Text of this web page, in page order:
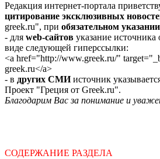
Редакция интернет-портала
цитирование эксклюзивных
greek.ru", при обязательном
- для web-сайтов указание источника
виде следующей гиперссылки:
<a href="http://www.greek.ru/"
greek.ru</a>
- в других СМИисточник
Проект "Греция от Greek.ru".
Благодарим Вас за понимание и
СОДЕРЖАНИЕ РАЗДЕЛА